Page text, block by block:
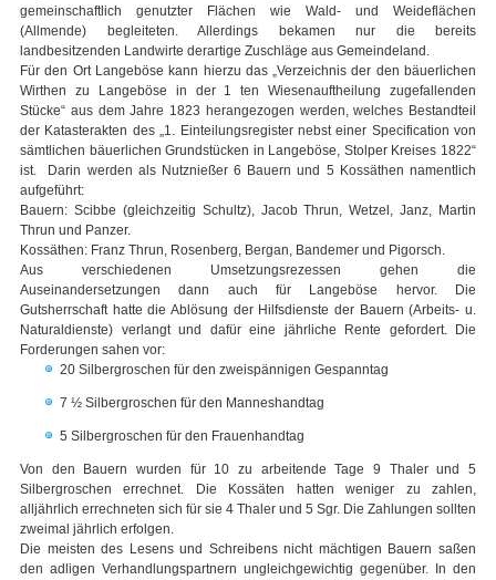
gemeinschaftlich genutzter Flächen wie Wald- und Weideflächen
(Allmende) begleiteten. Allerdings bekamen nur die bereits
landbesitzenden Landwirte derartige Zuschläge aus Gemeindeland.
Für den Ort Langeböse kann hierzu das „Verzeichnis der den bäuerlichen
Wirthen zu Langeböse in der 1 ten Wiesenauftheilung zugefallenden
Stücke“ aus dem Jahre 1823 herangezogen werden, welches Bestandteil
der Katasterakten des „1. Einteilungsregister nebst einer Specification von
sämtlichen bäuerlichen Grundstücken in Langeböse, Stolper Kreises 1822“
ist. Darin werden als Nutznießer 6 Bauern und 5 Kossäthen namentlich
aufgeführt:
Bauern: Scibbe (gleichzeitig Schultz), Jacob Thrun, Wetzel, Janz, Martin
Thrun und Panzer.
Kossäthen: Franz Thrun, Rosenberg, Bergan, Bandemer und Pigorsch.
Aus verschiedenen Umsetzungsrezessen gehen die
Auseinandersetzungen dann auch für Langeböse hervor. Die
Gutsherrschaft hatte die Ablösung der Hilfsdienste der Bauern (Arbeits- u.
Naturaldienste) verlangt und dafür eine jährliche Rente gefordert. Die
Forderungen sahen vor:
20 Silbergroschen für den zweispännigen Gespanntag
7 ½ Silbergroschen für den Manneshandtag
5 Silbergroschen für den Frauenhandtag
Von den Bauern wurden für 10 zu arbeitende Tage 9 Thaler und 5
Silbergroschen errechnet. Die Kossäten hatten weniger zu zahlen,
alljährlich errechneten sich für sie 4 Thaler und 5 Sgr. Die Zahlungen sollten
zweimal jährlich erfolgen.
Die meisten des Lesens und Schreibens nicht mächtigen Bauern saßen
den adligen Verhandlungspartnern ungleichgewichtig gegenüber. In den